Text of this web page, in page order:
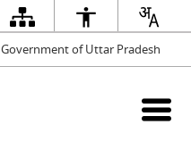
Government of Uttar Pradesh